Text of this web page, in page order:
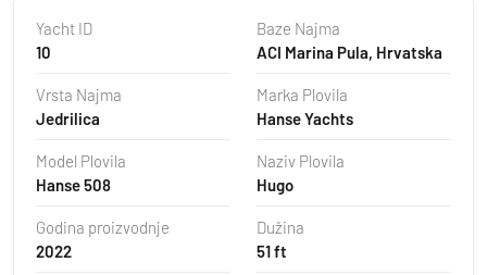
Yacht ID
10
Baze Najma
ACI Marina Pula, Hrvatska
Vrsta Najma
Jedrilica
Marka Plovila
Hanse Yachts
Model Plovila
Hanse 508
Naziv Plovila
Hugo
Godina proizvodnje
2022
Dužina
51 ft